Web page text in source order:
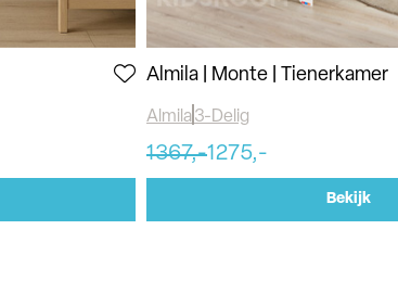
Almila | Monte | Tienerkamer
Almila 3-Delig
1367,-1275,-
Bekijk